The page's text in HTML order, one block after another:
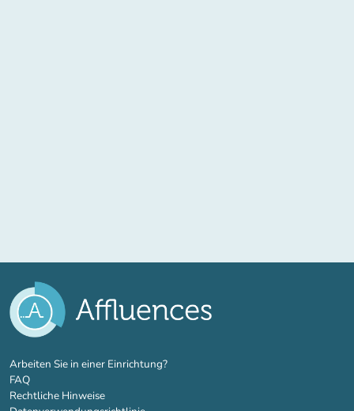
Arbeiten Sie in einer Einrichtung?(new tab)
FAQ
Rechtliche Hinweise